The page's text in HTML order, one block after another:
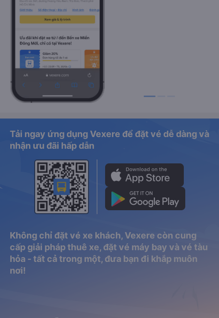
Tải ngay ứng dụng Vexere để đặt vé dễ dàng và
nhận ưu đãi hấp dẫn
Không chỉ đặt vé xe khách, Vexere còn cung
cấp giải pháp thuê xe, đặt vé máy bay và vé tàu
hỏa - tất cả trong một, đưa bạn đi khắp muôn
nơi!